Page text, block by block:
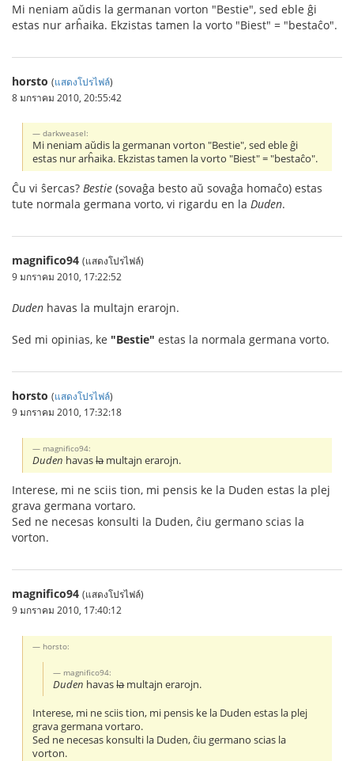
Mi neniam aŭdis la germanan vorton "Bestie", sed eble ĝi
estas nur arĥaika. Ekzistas tamen la vorto "Biest" = "bestaĉo".
horsto (แสดงโปรไฟล์)
8 มกราคม 2010, 20:55:42
darkweasel:
Mi neniam aŭdis la germanan vorton "Bestie", sed eble ĝi
estas nur arĥaika. Ekzistas tamen la vorto "Biest" = "bestaĉo".
Ĉu vi ŝercas? Bestie (sovaĝa besto aŭ sovaĝa homaĉo) estas
tute normala germana vorto, vi rigardu en la Duden.
magnifico94 (แสดงโปรไฟล์)
9 มกราคม 2010, 17:22:52
Duden havas la multajn erarojn.
Sed mi opinias, ke "Bestie" estas la normala germana vorto.
horsto (แสดงโปรไฟล์)
9 มกราคม 2010, 17:32:18
magnifico94:
Duden havaslamultajn erarojn.
Interese, mi ne sciis tion, mi pensis ke la Duden estas la plej
grava germana vortaro.
Sed ne necesas konsulti la Duden, ĉiu germano scias la
vorton.
magnifico94 (แสดงโปรไฟล์)
9 มกราคม 2010, 17:40:12
horsto:
magnifico94:
Duden havaslamultajn erarojn.
Interese, mi ne sciis tion, mi pensis ke la Duden estas la plej
grava germana vortaro.
Sed ne necesas konsulti la Duden, ĉiu germano scias la
vorton.